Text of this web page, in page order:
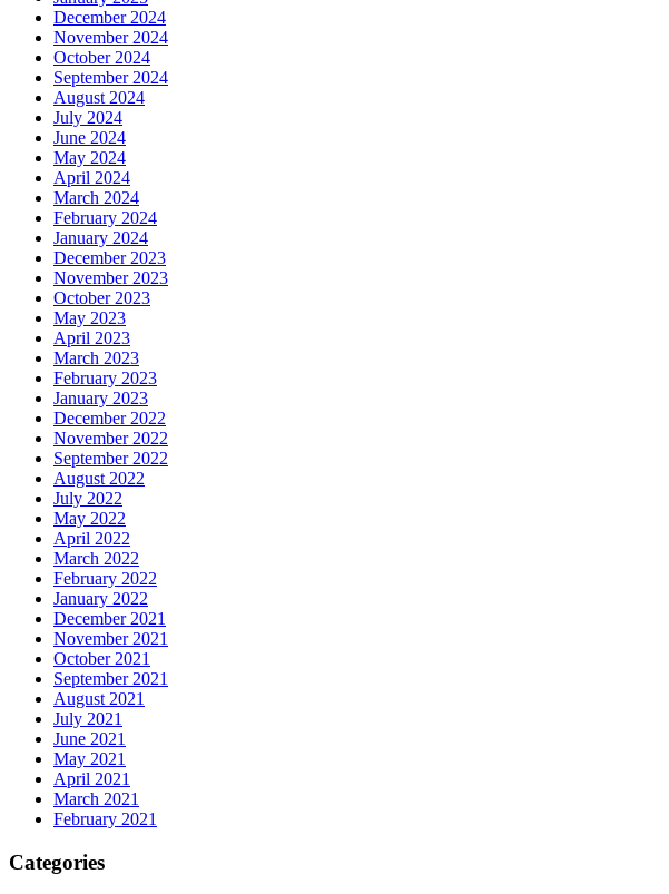
December 2024
November 2024
October 2024
September 2024
August 2024
July 2024
June 2024
May 2024
April 2024
March 2024
February 2024
January 2024
December 2023
November 2023
October 2023
May 2023
April 2023
March 2023
February 2023
January 2023
December 2022
November 2022
September 2022
August 2022
July 2022
May 2022
April 2022
March 2022
February 2022
January 2022
December 2021
November 2021
October 2021
September 2021
August 2021
July 2021
June 2021
May 2021
April 2021
March 2021
February 2021
Categories